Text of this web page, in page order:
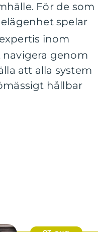
För de som
spelar
inom
genom
att alla system
hållbar